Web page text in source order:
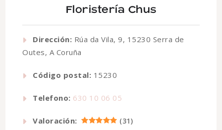
Floristería Chus
Dirección: Rúa da Vila, 9, 15230 Serra de
Outes, A Coruña
Código postal: 15230
Telefono: 630 10 06 05
Valoración: (31)